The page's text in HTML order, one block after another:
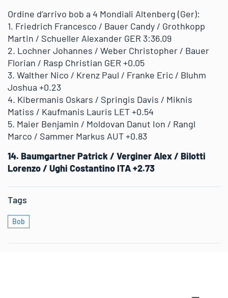
Ordine d’arrivo bob a 4 Mondiali Altenberg (Ger):
1. Friedrich Francesco / Bauer Candy / Grothkopp
Martin / Schueller Alexander GER 3:36.09
2. Lochner Johannes / Weber Christopher / Bauer
Florian / Rasp Christian GER +0.05
3. Walther Nico / Krenz Paul / Franke Eric / Bluhm
Joshua +0.23
4. Kibermanis Oskars / Springis Davis / Miknis
Matiss / Kaufmanis Lauris LET +0.54
5. Maier Benjamin / Moldovan Danut Ion / Rangl
Marco / Sammer Markus AUT +0.83
14. Baumgartner Patrick / Verginer Alex / Bilotti
Lorenzo / Ughi Costantino ITA +2.73
Tags
Bob